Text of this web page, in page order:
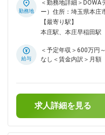
造・研究現場と一体に
設、開発、解析などを検
範囲：会社の定める業務
アを目指せます～ ◎埼玉県の住みよさランキング第3位と、人
気の高い本庄市！ ◎東
20分) ◎借上げ社宅制
ートあり。 ■この仕事の魅力 一般的な生産技術職と異なり、
改善まで一貫して携わ
件を担当できる環境が
ただきます。 ・新規
入に伴う仕様検討、コ
試運転、立上げ対応 ・
上に向けた改善提案
関係なく主担当として
勤務地
＜勤務地詳細＞DOWA
ー）住所：埼玉県本庄
駅受動喫煙対策：屋内
所
【最寄り駅】
本庄駅、本庄早稲田駅
給与
＜予定年収＞600万円
なし＜賃金内訳＞月額
る可能性があります
す。
求人詳細を見る